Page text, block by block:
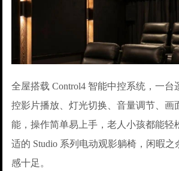
全屋搭载 Control4 智能中控系统，一台
控影片播放、灯光切换、音量调节、画
能，操作简单易上手，老人小孩都能轻
适的 Studio 系列电动观影躺椅，闲暇
感十足。